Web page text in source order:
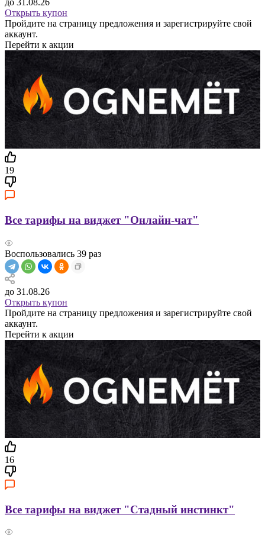
до 31.08.26
Открыть купон
Пройдите на страницу предложения и зарегистрируйте свой
аккаунт.
Перейти к акции
19
Все тарифы на виджет "Онлайн-чат"
Воспользовались 39 раз
до 31.08.26
Открыть купон
Пройдите на страницу предложения и зарегистрируйте свой
аккаунт.
Перейти к акции
16
Все тарифы на виджет "Стадный инстинкт"